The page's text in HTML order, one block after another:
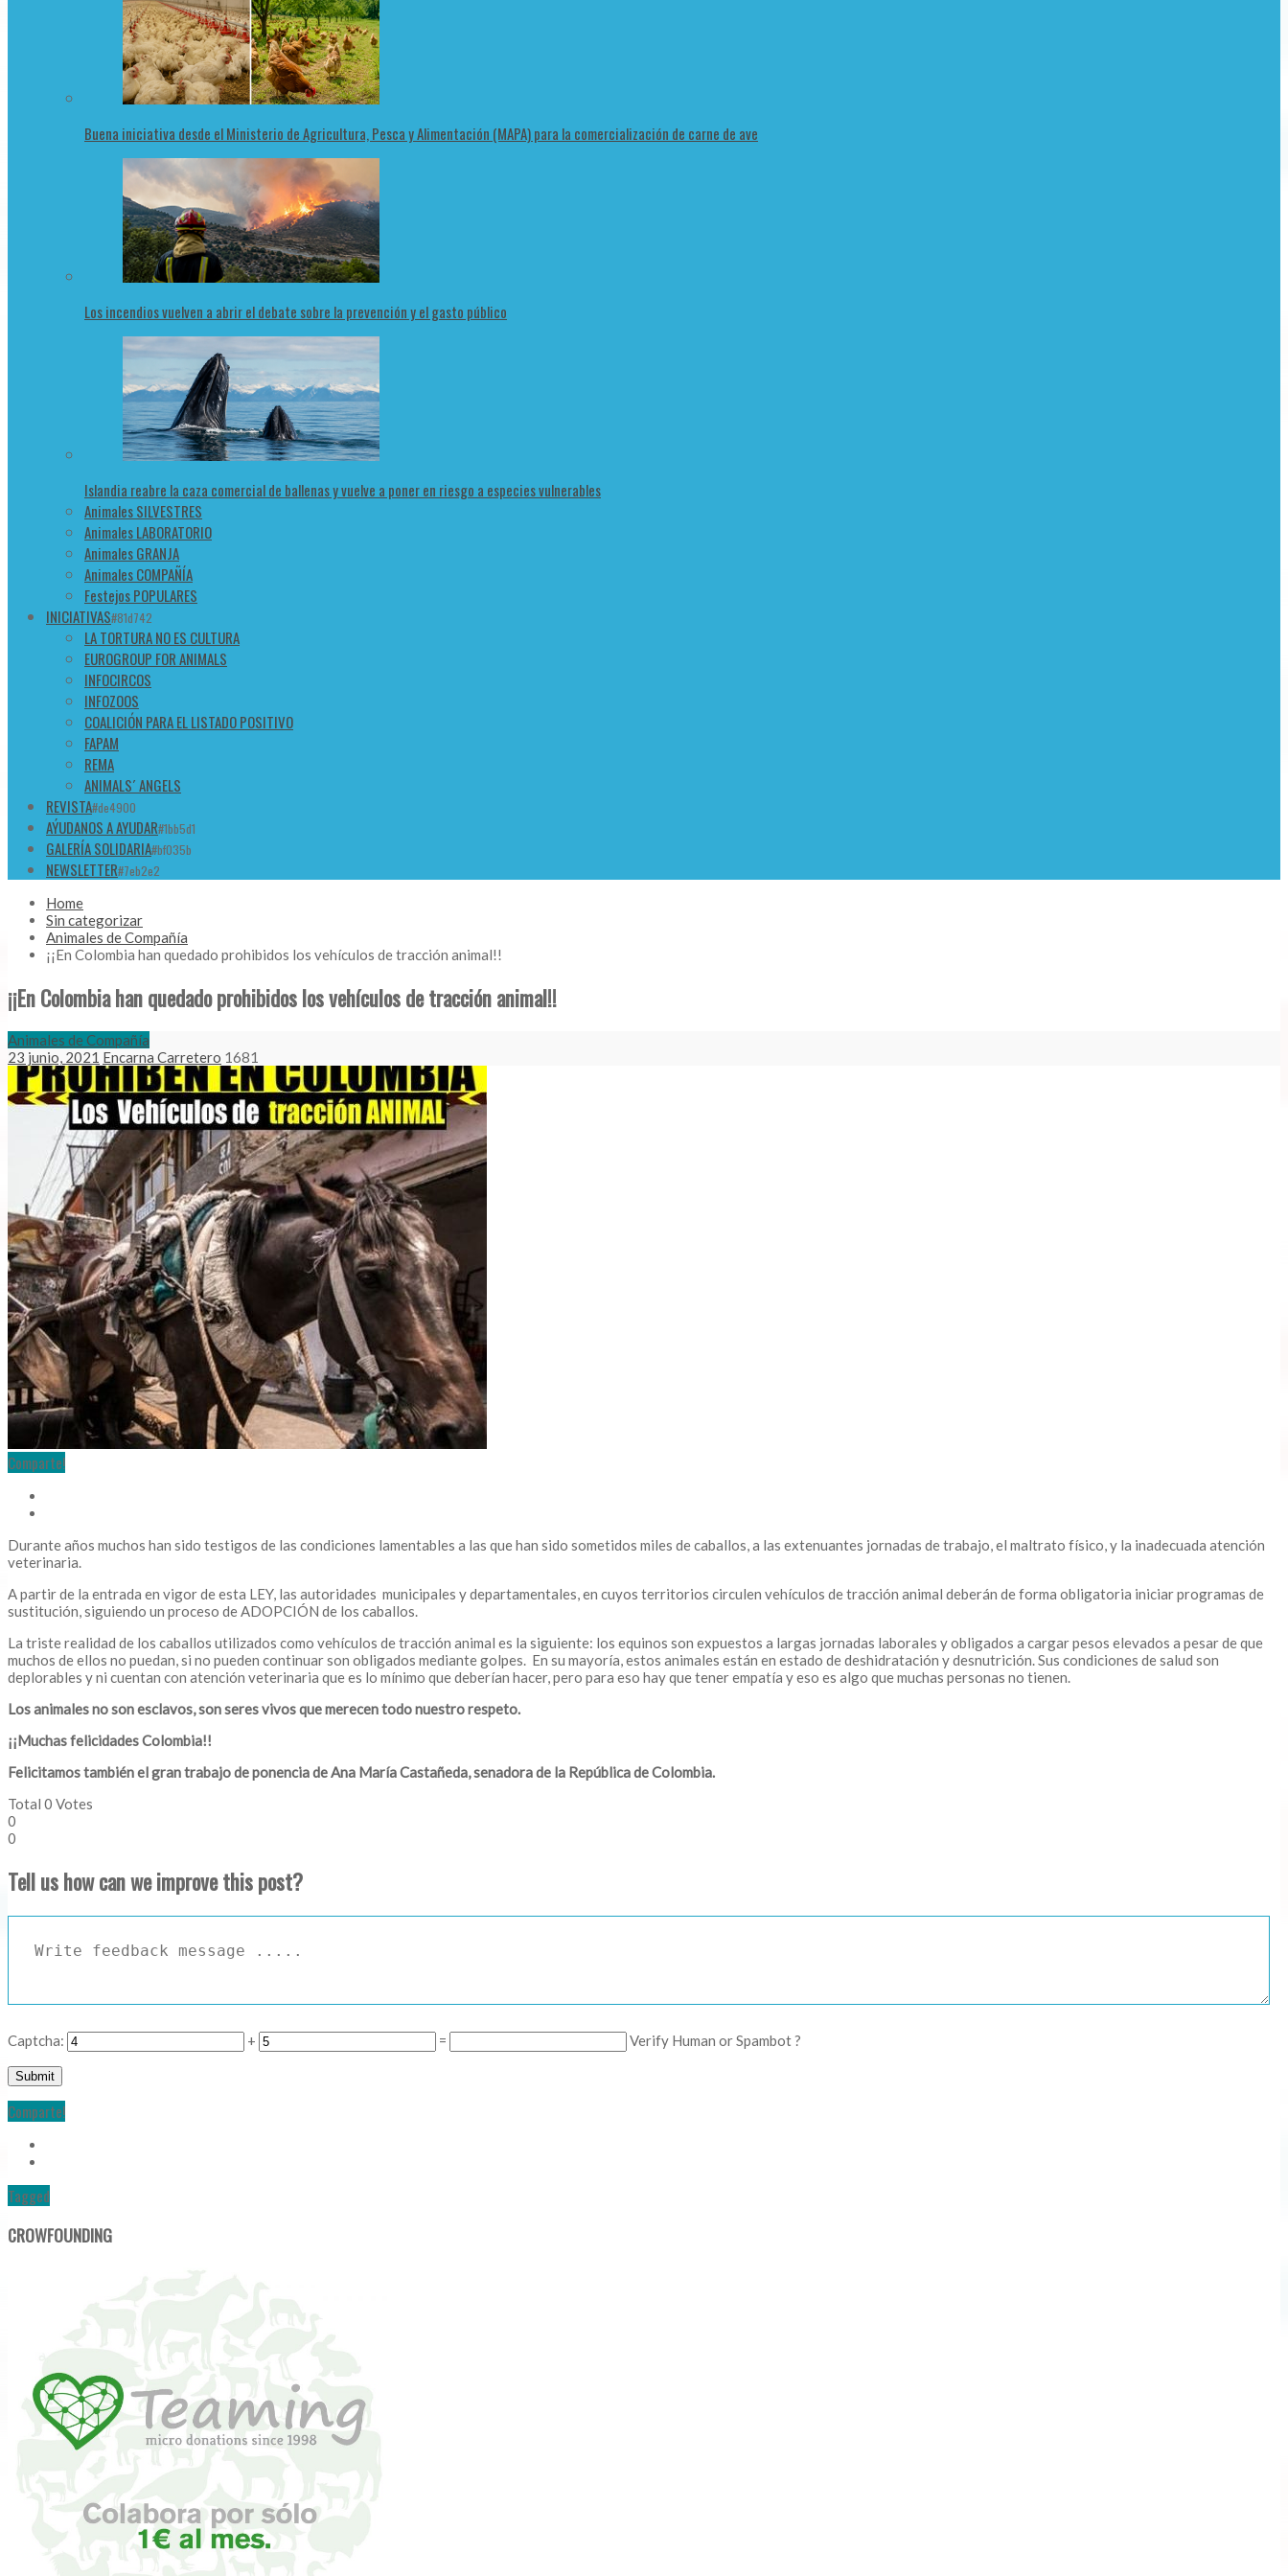
Buena iniciativa desde el Ministerio de Agricultura, Pesca y Alimentación (MAPA) para la comercialización de carne de ave
Los incendios vuelven a abrir el debate sobre la prevención y el gasto público
Islandia reabre la caza comercial de ballenas y vuelve a poner en riesgo a especies vulnerables
Animales SILVESTRES
Animales LABORATORIO
Animales GRANJA
Animales COMPAÑÍA
Festejos POPULARES
INICIATIVAS#81d742
LA TORTURA NO ES CULTURA
EUROGROUP FOR ANIMALS
INFOCIRCOS
INFOZOOS
COALICIÓN PARA EL LISTADO POSITIVO
FAPAM
REMA
ANIMALS´ ANGELS
REVISTA#de4900
AÝUDANOS A AYUDAR#1bb5d1
GALERÍA SOLIDARIA#bf035b
NEWSLETTER#7eb2e2
Home
Sin categorizar
Animales de Compañía
¡¡En Colombia han quedado prohibidos los vehículos de tracción animal!!
¡¡En Colombia han quedado prohibidos los vehículos de tracción animal!!
Animales de Compañía
23 junio, 2021 Encarna Carretero 1681
Comparte!
Durante años muchos han sido testigos de las condiciones lamentables a las que han sido sometidos miles de caballos, a las extenuantes jornadas de trabajo, el maltrato físico, y la inadecuada atención
veterinaria.
A partir de la entrada en vigor de esta LEY, las autoridades municipales y departamentales, en cuyos territorios circulen vehículos de tracción animal deberán de forma obligatoria iniciar programas de
sustitución, siguiendo un proceso de ADOPCIÓN de los caballos.
La triste realidad de los caballos utilizados como vehículos de tracción animal es la siguiente: los equinos son expuestos a largas jornadas laborales y obligados a cargar pesos elevados a pesar de que
muchos de ellos no puedan, si no pueden continuar son obligados mediante golpes. En su mayoría, estos animales están en estado de deshidratación y desnutrición. Sus condiciones de salud son
deplorables y ni cuentan con atención veterinaria que es lo mínimo que deberían hacer, pero para eso hay que tener empatía y eso es algo que muchas personas no tienen.
Los animales no son esclavos, son seres vivos que merecen todo nuestro respeto.
¡¡Muchas felicidades Colombia!!
Felicitamos también el gran trabajo de ponencia deAna María Castañeda, senadora de la República de Colombia.
Total 0 Votes
0
0
Tell us how can we improve this post?
Captcha: + = Verify Human or Spambot ?
Comparte!
Tagged
CROWFOUNDING